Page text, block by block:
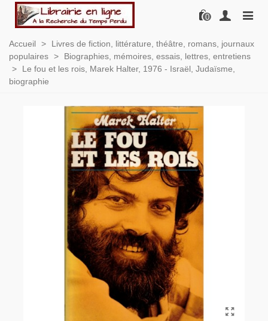
0
Accueil >
Livres de fiction, littérature, théâtre, romans, journaux
populaires >
Biographies, mémoires, essais, lettres, entretiens
>
Le fou et les rois, Marek Halter, 1976 - Israël, Judaïsme,
biographie